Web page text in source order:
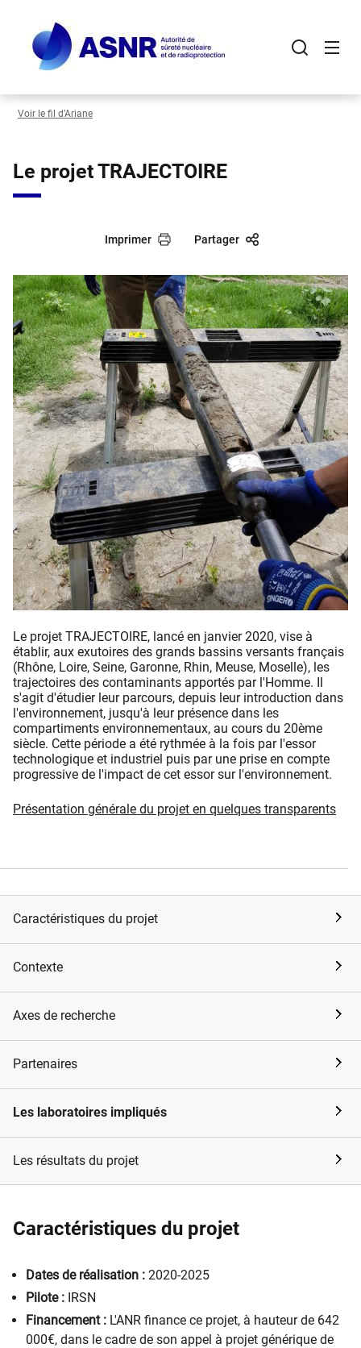
contenu
principal
Voir le fil d’Ariane
Le projet TRAJECTOIRE
Imprimer Partager
Le projet TRAJECTOIRE, lancé en janvier 2020, vise à
établir, aux exutoires des grands bassins versants français
(Rhône, Loire, Seine, Garonne, Rhin, Meuse, Moselle), les
trajectoires des contaminants apportés par l'Homme. Il
s'agit d'étudier leur parcours, depuis leur introduction dans
l'environnement, jusqu'à leur présence dans les
compartiments environnementaux, au cours du 20ème
siècle. Cette période a été rythmée à la fois par l'essor
technologique et industriel puis par une prise en compte
progressive de l'impact de cet essor sur l'environnement.
Présentation générale du projet en quelques transparents
Caractéristiques du projet
Contexte
Axes de recherche
Partenaires
Les laboratoires impliqués
Les résultats du projet
Caractéristiques du projet
​​Dates de réalisation : 2020-2025
Pilote : IRSN
Financement : L'ANR finance ce projet, à hauteur de 642
000€, dans le cadre de son appel à projet générique de